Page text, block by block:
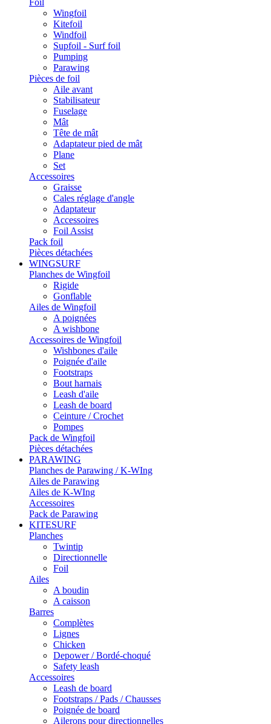
Foil
Wingfoil
Kitefoil
Windfoil
Supfoil - Surf foil
Pumping
Parawing
Pièces de foil
Aile avant
Stabilisateur
Fuselage
Mât
Tête de mât
Adaptateur pied de mât
Plane
Set
Accessoires
Graisse
Cales réglage d'angle
Adaptateur
Accessoires
Foil Assist
Pack foil
Pièces détachées
WINGSURF
Planches de Wingfoil
Rigide
Gonflable
Ailes de Wingfoil
A poignées
A wishbone
Accessoires de Wingfoil
Wishbones d'aile
Poignée d'aile
Footstraps
Bout harnais
Leash d'aile
Leash de board
Ceinture / Crochet
Pompes
Pack de Wingfoil
Pièces détachées
PARAWING
Planches de Parawing / K-WIng
Ailes de Parawing
Ailes de K-WIng
Accessoires
Pack de Parawing
KITESURF
Planches
Twintip
Directionnelle
Foil
Ailes
A boudin
A caisson
Barres
Complètes
Lignes
Chicken
Depower / Bordé-choqué
Safety leash
Accessoires
Leash de board
Footstraps / Pads / Chausses
Poignée de board
Ailerons pour directionnelles